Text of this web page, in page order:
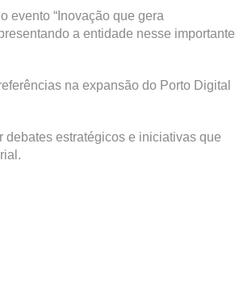
evento “Inovação que gera
a entidade nesse importante
na expansão do Porto Digital
estratégicos e iniciativas que